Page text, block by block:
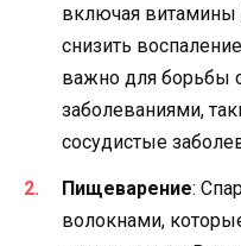
включая витамины
снизить
важно для борьбы
заболеваниями,
сосудистые
Пищеварение:
волокнами,